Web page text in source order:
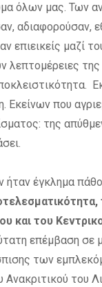
όλων μας. Των
αδιαφορούσαν,
επιεικείς μαζί
λεπτομέρειες
Εκείνων που
της
ήταν έγκλημα
και του
επέμβαση σε
των
του